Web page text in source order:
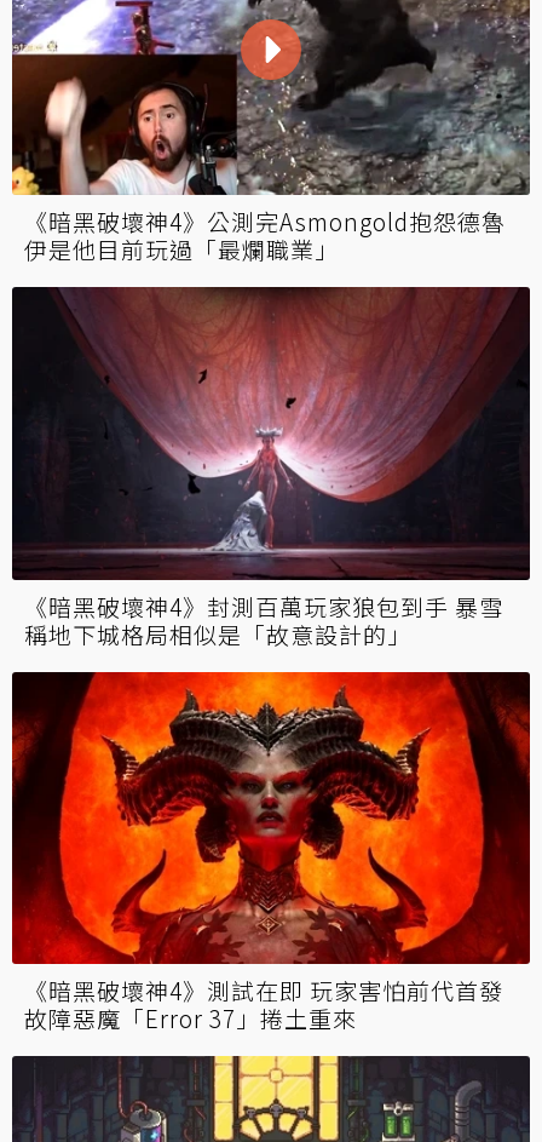
《暗黑破壞神4》公測完Asmongold抱怨德魯
伊是他目前玩過「最爛職業」
《暗黑破壞神4》封測百萬玩家狼包到手 暴雪
稱地下城格局相似是「故意設計的」
《暗黑破壞神4》測試在即 玩家害怕前代首發
故障惡魔「Error 37」捲土重來